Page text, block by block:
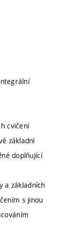
cvičení
základní
doplňující
a základních
s jinou